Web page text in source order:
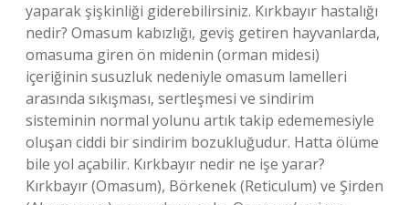
yaparak şişkinliği giderebilirsiniz. Kırkbayır hastalığı
nedir? Omasum kabızlığı, geviş getiren hayvanlarda,
omasuma giren ön midenin (orman midesi)
içeriğinin susuzluk nedeniyle omasum lamelleri
arasında sıkışması, sertleşmesi ve sindirim
sisteminin normal yolunu artık takip edememesiyle
oluşan ciddi bir sindirim bozukluğudur. Hatta ölüme
bile yol açabilir. Kırkbayır nedir ne işe yarar?
Kırkbayır (Omasum), Börkenek (Reticulum) ve Şirden